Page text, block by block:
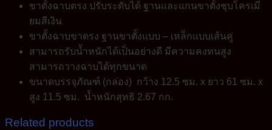
ขาตั้งฉาบตรง ปรับระดับได้ ฐานและแกนขาตั้งชุบโครเมี่
ยมสีเงิน
ขาตั้งฉาบขาตรง ฐานขาตั้งแบบ – เหล็กแบบเส้นคู่
สามารถรับน้ำหนักได้เป็นอย่างดี มีความคงทนสูง
สามารถวางฉาบได้ทุกขนาด
ขนาดบรรจุภัณฑ์ (กล่อง) กว้าง 12.5 ซม. x ยาว 61 ซม. x
สูง 11.5 ซม. น้ำหนักสุทธิ 2.67 กก.
Related products